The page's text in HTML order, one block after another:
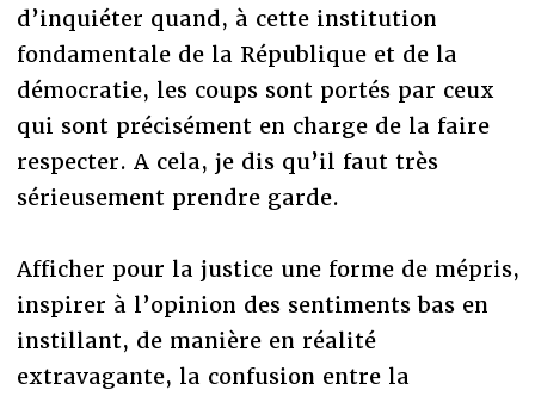
d’inquiéter quand, à cette institution
fondamentale de la République et de la
démocratie, les coups sont portés par ceux
qui sont précisément en charge de la faire
respecter. A cela, je dis qu’il faut très
sérieusement prendre garde.
Afficher pour la justice une forme de mépris,
inspirer à l’opinion des sentiments bas en
instillant, de manière en réalité
extravagante, la confusion entre la